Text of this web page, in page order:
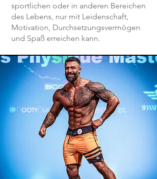
sportlichen oder in anderen Bereichen
des Lebens, nur mit Leidenschaft,
Motivation, Durchsetzungsvermögen
und Spaß erreichen kann.​